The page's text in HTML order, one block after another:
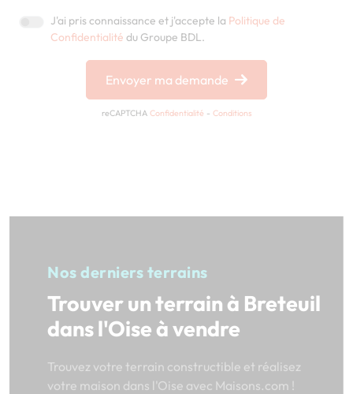
J'ai pris connaissance et j'accepte la Politique de
Confidentialité du Groupe BDL.
Envoyer ma demande
reCAPTCHA Confidentialité - Conditions
Nos derniers terrains
Trouver un terrain à Breteuil
dans l'Oise à vendre
Trouvez votre terrain constructible et réalisez
votre maison dans l'Oise avec Maisons.com !